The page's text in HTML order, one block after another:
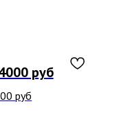
руб
руб